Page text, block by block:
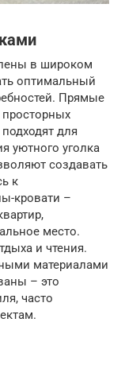
в широком
оптимальный
Прямые
для
уютного уголка
создавать
к
кровати –
место.
и чтения.
материалами
– это
часто